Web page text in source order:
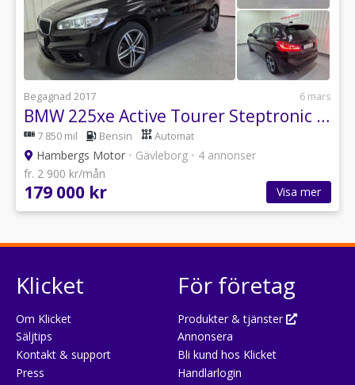
Begagnad 2017 6 mars
BMW 225xe Active Tourer Steptronic iPerformance Sport line 224hk
7 850 mil Bensin Automat
Hambergs Motor • Gävleborg • 4 annonser
fr. 2 900 kr/mån
179 000 kr Visa mer
Klicket
Om Klicket
Säljtips
Kontakt & support
Press
För företag
Produkter & tjänster
Annonsera
Bli kund hos Klicket
Handlarlogin